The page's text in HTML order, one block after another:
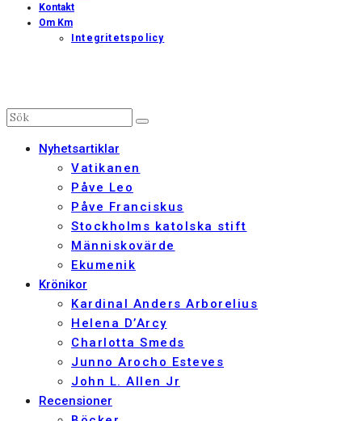
Kontakt
Om Km
Integritetspolicy
Nyhetsartiklar
Vatikanen
Påve Leo
Påve Franciskus
Stockholms katolska stift
Människovärde
Ekumenik
Krönikor
Kardinal Anders Arborelius
Helena D’Arcy
Charlotta Smeds
Junno Arocho Esteves
John L. Allen Jr
Recensioner